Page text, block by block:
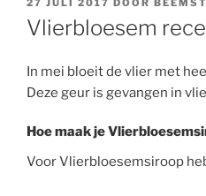
OP
Vlierbloesem
In mei bloeit de vlier met
Deze geur is gevangen in
Hoe maak je
Voor Vlierbloesemsiroop